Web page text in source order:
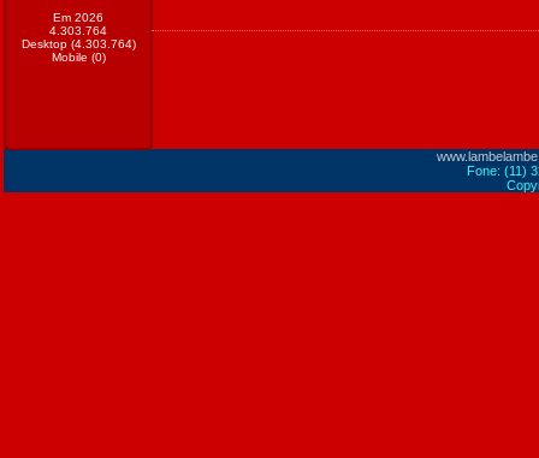
Em 2026
4.303.764
Desktop (4.303.764)
Mobile (0)
Fone: (11)